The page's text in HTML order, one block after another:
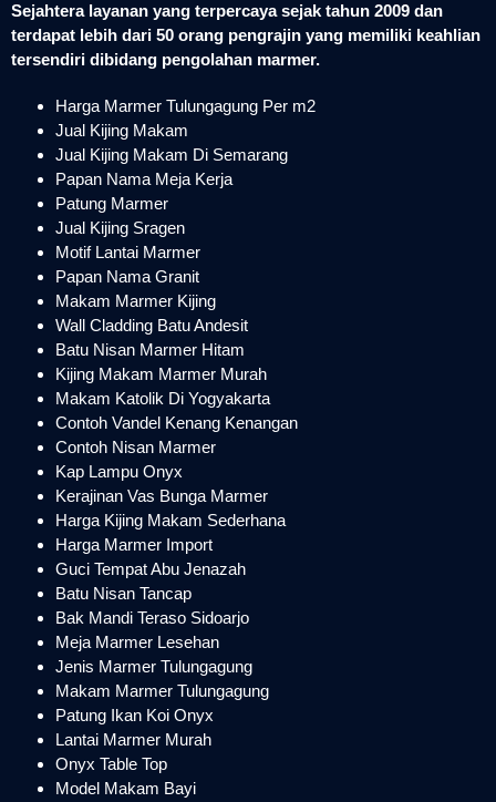
Sejahtera layanan yang terpercaya sejak tahun 2009 dan
terdapat lebih dari 50 orang pengrajin yang memiliki keahlian
tersendiri dibidang pengolahan marmer.
Harga Marmer Tulungagung Per m2
Jual Kijing Makam
Jual Kijing Makam Di Semarang
Papan Nama Meja Kerja
Patung Marmer
Jual Kijing Sragen
Motif Lantai Marmer
Papan Nama Granit
Makam Marmer Kijing
Wall Cladding Batu Andesit
Batu Nisan Marmer Hitam
Kijing Makam Marmer Murah
Makam Katolik Di Yogyakarta
Contoh Vandel Kenang Kenangan
Contoh Nisan Marmer
Kap Lampu Onyx
Kerajinan Vas Bunga Marmer
Harga Kijing Makam Sederhana
Harga Marmer Import
Guci Tempat Abu Jenazah
Batu Nisan Tancap
Bak Mandi Teraso Sidoarjo
Meja Marmer Lesehan
Jenis Marmer Tulungagung
Makam Marmer Tulungagung
Patung Ikan Koi Onyx
Lantai Marmer Murah
Onyx Table Top
Model Makam Bayi